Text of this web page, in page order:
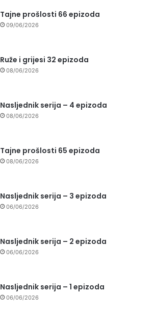
Tajne prošlosti 66 epizoda
09/06/2026
Ruže i grijesi 32 epizoda
08/06/2026
Nasljednik serija – 4 epizoda
08/06/2026
Tajne prošlosti 65 epizoda
08/06/2026
Nasljednik serija – 3 epizoda
06/06/2026
Nasljednik serija – 2 epizoda
06/06/2026
Nasljednik serija – 1 epizoda
06/06/2026